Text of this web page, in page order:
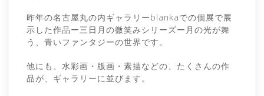
昨年の名古屋丸の内ギャラリーblankaでの個展で展
示した作品ー三日月の微笑みシリーズー月の光が舞
う、青いファンタジーの世界です。
他にも、水彩画・版画・素描などの、たくさんの作
品が、ギャラリーに並びます。